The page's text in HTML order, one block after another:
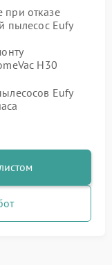
при отказе
пылесос Eufy
H30
Eufy